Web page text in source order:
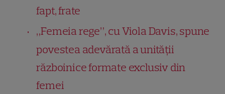
fapt, frate
„Femeia rege”, cu Viola Davis, spune
povestea adevărată a unităţii
războinice formate exclusiv din
femei